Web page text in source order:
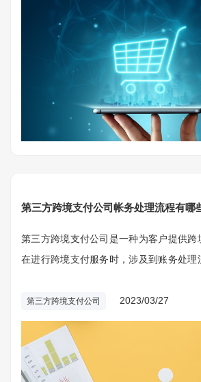
第三方跨境支付公司帐务处理流程有哪
第三方跨境支付公司是一种为客户提供跨
在进行跨境支付服务时，涉及到账务处理
第三方跨境支付公司 2023/03/27